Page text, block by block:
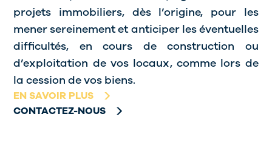
projets immobiliers, dès l’origine, pour les
mener sereinement et anticiper les éventuelles
difficultés, en cours de construction ou
d’exploitation de vos locaux, comme lors de
la cession de vos biens.
EN SAVOIR PLUS
CONTACTEZ-NOUS